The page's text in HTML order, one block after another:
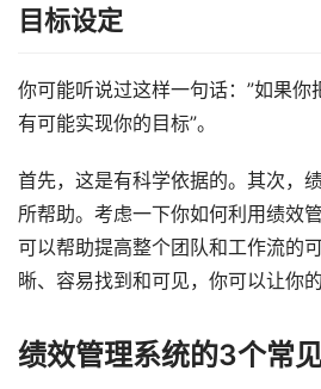
目标设定
你可能听说过这样一句话：”如果你
有可能实现你的目标”。
首先，这是有科学依据的。其次，
所帮助。考虑一下你如何利用绩效
可以帮助提高整个团队和工作流的
晰、容易找到和可见，你可以让你
绩效管理系统的3个常